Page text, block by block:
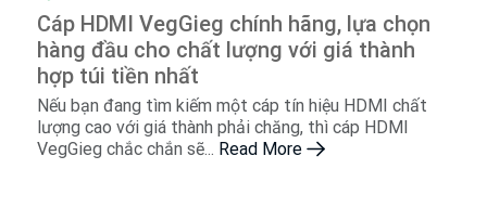
Cáp HDMI VegGieg chính hãng, lựa chọn
hàng đầu cho chất lượng với giá thành
hợp túi tiền nhất
Nếu bạn đang tìm kiếm một cáp tín hiệu HDMI chất
lượng cao với giá thành phải chăng, thì cáp HDMI
VegGieg chắc chắn sẽ... Read More